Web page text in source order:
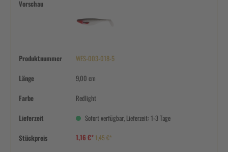
Vorschau
Produktnummer WES-003-018-5
Länge 9,00 cm
Farbe Redlight
Lieferzeit Sofort verfügbar, Lieferzeit: 1-3 Tage
Stückpreis 1,16 €*1,45 €*